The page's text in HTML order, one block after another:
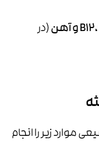
، و آهن(در
موارد زیر را انجام